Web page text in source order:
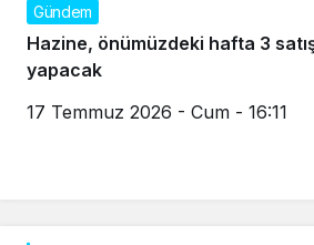
Gündem
Hazine, önümüzdeki hafta 3
yapacak
17 Temmuz 2026 - Cum - 16:11